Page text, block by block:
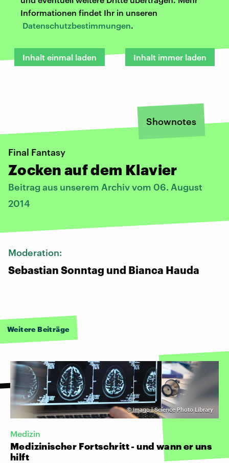
Informationen findet Ihr in unseren
Datenschutzbestimmungen.
Inhalt einmal laden Inhalt immer laden
Shownotes
Final Fantasy
Zocken auf dem Klavier
Beitrag aus unserem Archiv vom 06. August
2014
Moderation:
Sebastian Sonntag und Bianca Hauda
Weitere Beiträge
©imago | Science Photo Library
Medizin
Medizinischer Fortschritt - und wann er uns
hilft